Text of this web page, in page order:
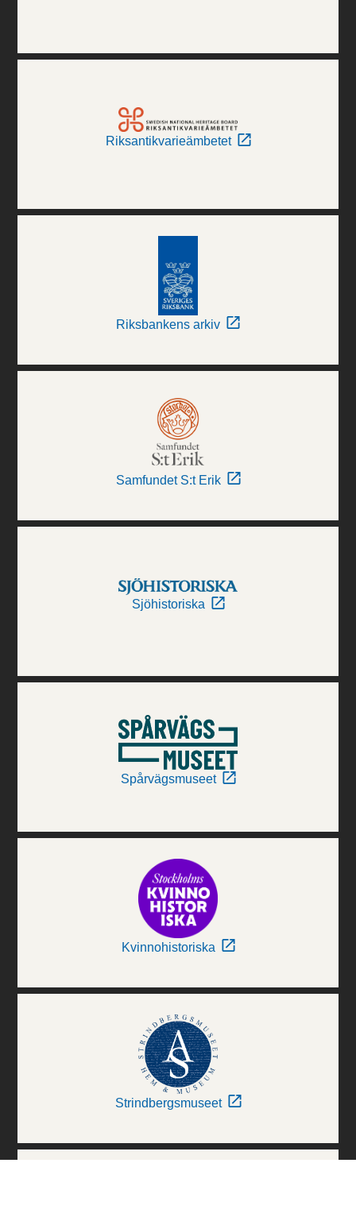
Riksantikvarieämbetet
Riksbankens arkiv
Samfundet S:t Erik
Sjöhistoriska
Spårvägsmuseet
Kvinnohistoriska
Strindbergsmuseet